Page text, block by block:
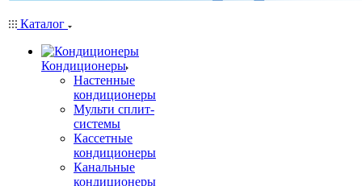
Каталог
Кондиционеры
Настенные
кондиционеры
Мульти сплит-
системы
Кассетные
кондиционеры
Канальные
кондиционеры